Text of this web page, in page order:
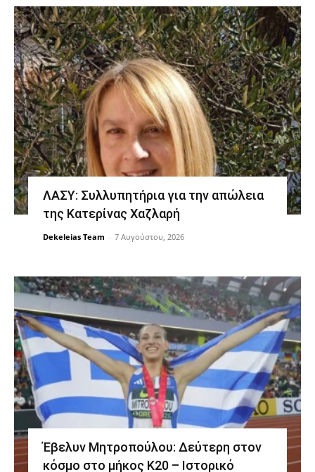
ΛΑΣΥ: Συλλυπητήρια για την απώλεια
της Κατερίνας Χαζλαρή
Dekeleias Team - 7 Αυγούστου, 2026
Έβελυν Μητροπούλου: Δεύτερη στον
κόσμο στο μήκος Κ20 – Ιστορικό